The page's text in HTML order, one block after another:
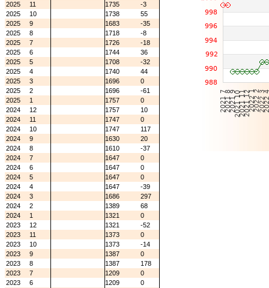
2025
11 1735
-3
2025
10 1738
55
2025
9 1683
-35
2025
8 1718
-8
2025
7 1726
-18
2025
6 1744
36
2025
5 1708
-32
2025
4 1740
44
2025
3 1696
0
2025
2 1696
-61
2025
1 1757
0
2024
12 1757
10
2024
11 1747
0
2024
10 1747
117
2024
9 1630
20
2024
8 1610
-37
2024
7 1647
0
2024
6 1647
0
2024
5 1647
0
2024
4 1647
-39
2024
3 1686
297
2024
2 1389
68
2024
1 1321
0
2023
12 1321
-52
2023
11 1373
0
2023
10 1373
-14
2023
9 1387
0
2023
8 1387
178
2023
7 1209
0
2023
6 1209
0